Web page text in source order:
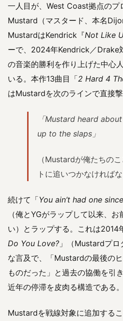
一人目が、West Coast拠点のプ
Mustard（マスタード、本名
MustardはKendrick『Not Like
ーで、2024年Kendrick／Drake
の音楽的勝利を作り上げた中心
いる。本作13曲目「2 Hard 4
はMustardを次のラインで直接撃
「Mustard heard
up to the slaps」
（Mustardが俺たちの
トに追いつかなければな
続けて「You ain’t had one
（俺とYGがラップして以来、
い）とラップする。これは2014
Do You Love? 」（Mustardプ
な言及で、「Mustardの最後の
ものだった」と過去の協働を引
近年の停滞を皮肉る構造である。
Mustardを戦線対象に追加するこ